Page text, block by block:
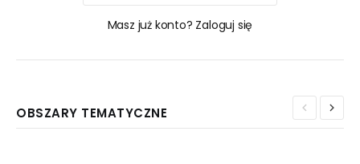
Masz już konto? Zaloguj się
OBSZARY TEMATYCZNE